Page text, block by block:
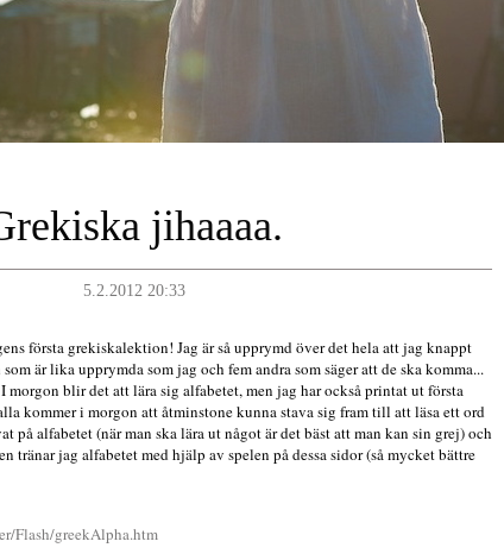
jihaaaa.
5.2.2012 20:33
första grekiskalektion! Jag är så upprymd över det hela att jag knappt
är lika upprymda som jag och fem andra som säger att de ska komma...
blir det att lära sig alfabetet, men jag har också printat ut första
kommer i morgon att åtminstone kunna stava sig fram till att läsa ett ord
på alfabetet (när man ska lära ut något är det bäst att man kan sin grej) och
tränar jag alfabetet med hjälp av spelen på dessa sidor (så mycket bättre
Flash/greekAlpha.htm